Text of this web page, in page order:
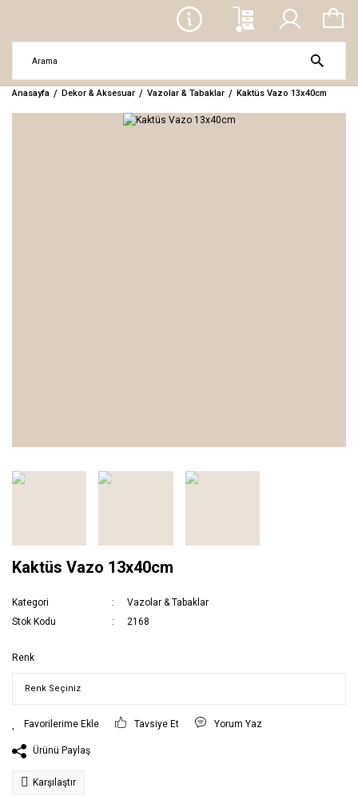
Anasayfa Dekor & Aksesuar Vazolar & Tabaklar Kaktüs Vazo 13x40cm
Kaktüs Vazo 13x40cm
Kategori
Vazolar & Tabaklar
Stok Kodu
2168
Renk
Tavsiye Et Yorum Yaz
Ürünü Paylaş
Karşılaştır